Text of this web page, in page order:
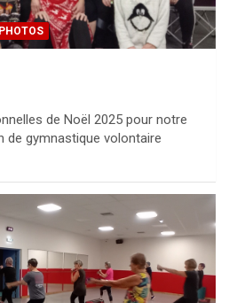
PHOTOS
de Noël 2025 pour notre
gymnastique volontaire